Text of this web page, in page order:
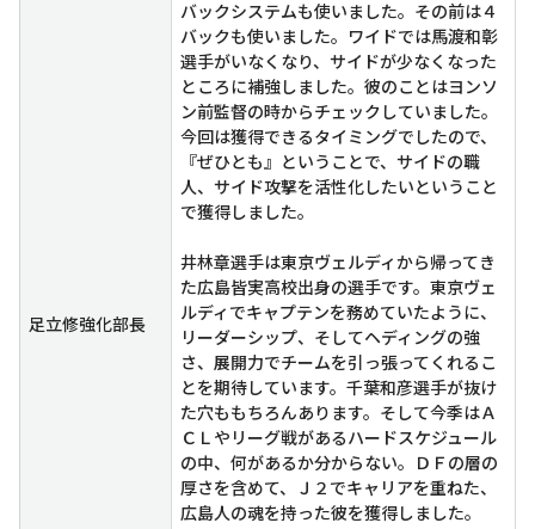
足立修強化部長
バックシステムも使いました。その前は４
バックも使いました。ワイドでは馬渡和彰
選手がいなくなり、サイドが少なくなった
ところに補強しました。彼のことはヨンソ
ン前監督の時からチェックしていました。
今回は獲得できるタイミングでしたので、
『ぜひとも』ということで、サイドの職
人、サイド攻撃を活性化したいということ
で獲得しました。
井林章選手は東京ヴェルディから帰ってき
た広島皆実高校出身の選手です。東京ヴェ
ルディでキャプテンを務めていたように、
リーダーシップ、そしてヘディングの強
さ、展開力でチームを引っ張ってくれるこ
とを期待しています。千葉和彦選手が抜け
た穴ももちろんあります。そして今季はＡ
ＣＬやリーグ戦があるハードスケジュール
の中、何があるか分からない。ＤＦの層の
厚さを含めて、Ｊ２でキャリアを重ねた、
広島人の魂を持った彼を獲得しました。